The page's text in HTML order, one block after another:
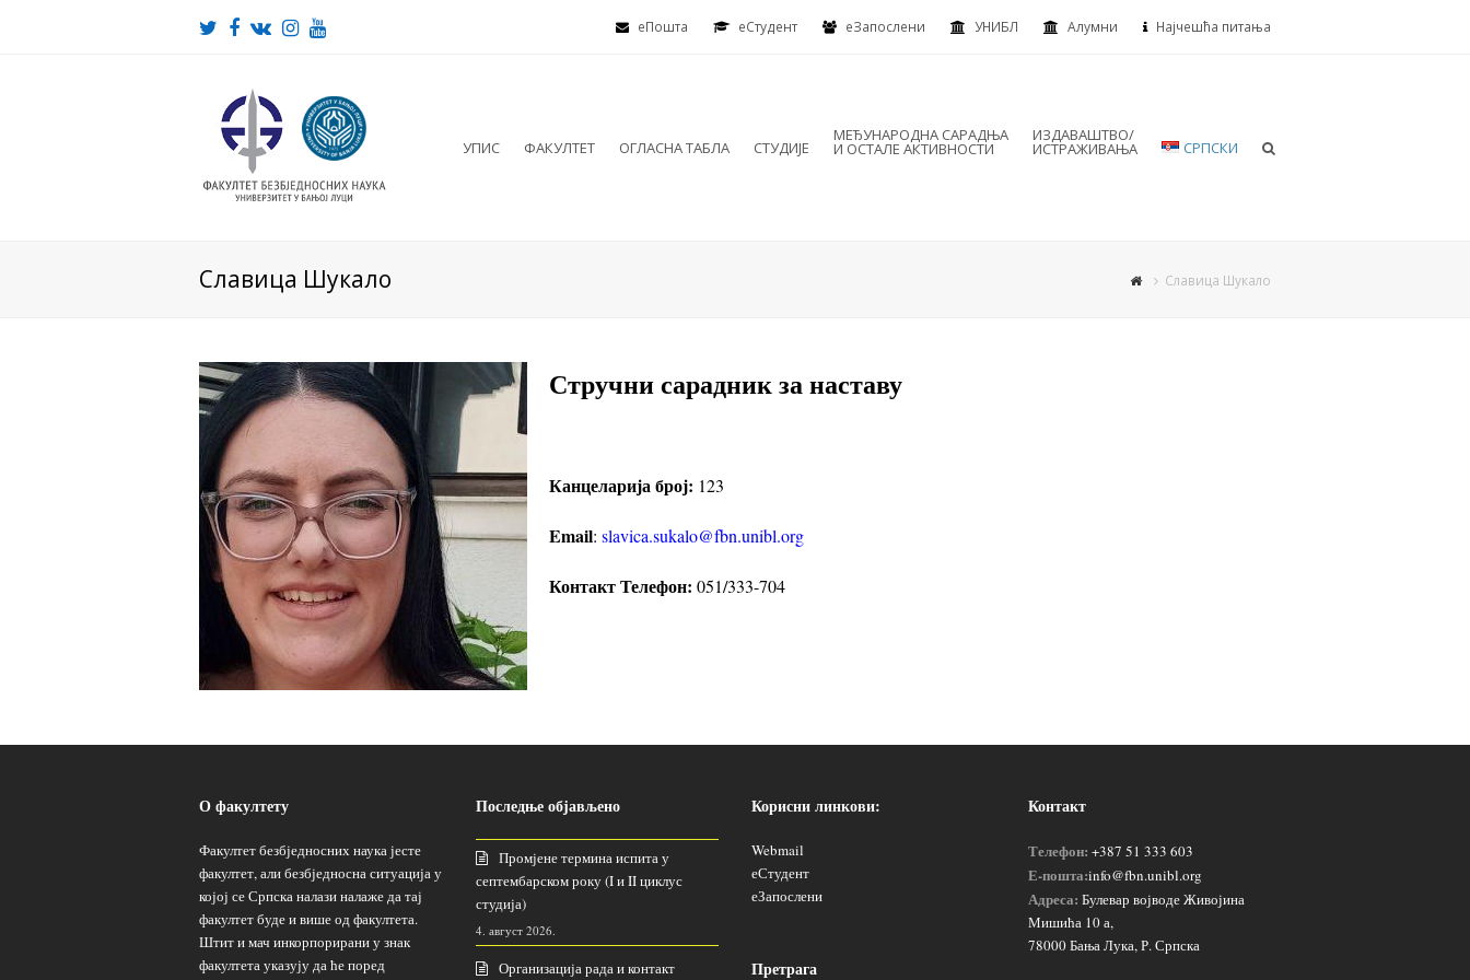
еПошта eСтудент еЗапослени УНИБЛ Алумни Најчешћа питања
Twitter
Facebook
VKInstagram
Youtube
УПИС ФАКУЛТЕТ ОГЛАСНА ТАБЛА СТУДИЈЕ
МЕЂУНАРОДНА САРАДЊА
И ОСТАЛЕ АКТИВНОСТИ
ИЗДАВАШТВО/
ИСТРАЖИВАЊА СРПСКИ
Славица Шукало Славица Шукало
Стручни сарадник за наставу
Канцеларија број: 123
Email: slavica.sukalo@fbn.unibl.org
Контакт Телефон: 051/333-704
О факултету
Факултет безбједносних наука јесте
факултет, али безбједносна ситуација у
којој се Српска налази налаже да тај
факултет буде и више од факултета.
Штит и мач инкорпорирани у знак
факултета указују да ће поред
Последње објављено
Промјене термина испита у
септембарском року (I и II циклус
студија)
4. август 2026.
Организација рада и контакт
Корисни линкови:
Webmail
еСтудент
еЗапослени
Претрага
Контакт
Телефон: +387 51 333 603
Е-пошта:info@fbn.unibl.org
Адреса: Булевар војводе Живојина
Мишића 10 а,
78000 Бања Лука, Р. Српска